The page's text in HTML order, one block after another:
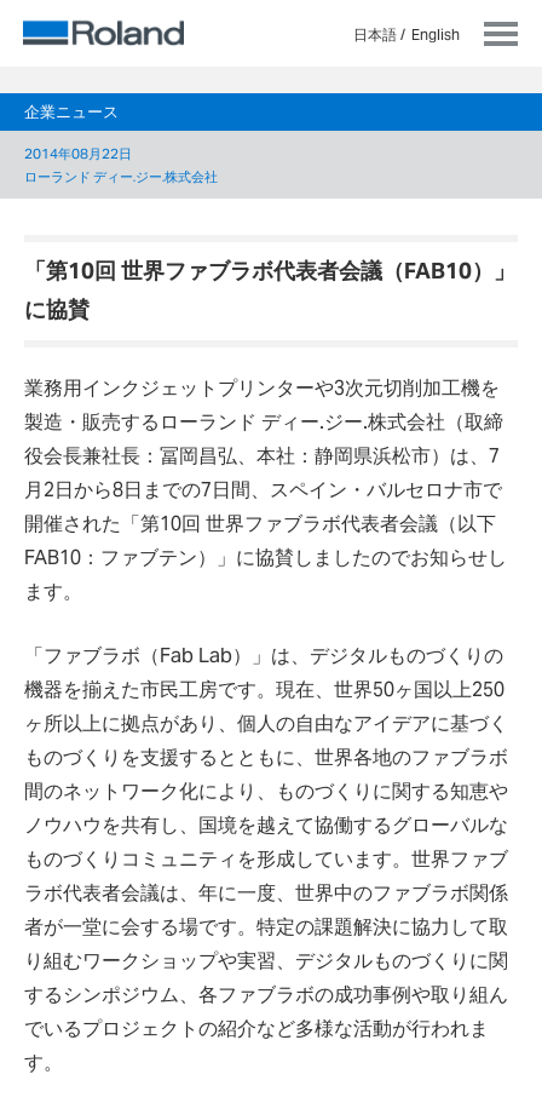
日本語 English
企業ニュース
2014年08月22日
ローランド ディー.ジー.株式会社
「第10回 世界ファブラボ代表者会議（FAB10）」
に協賛
業務用インクジェットプリンターや3次元切削加工機を
製造・販売するローランド ディー.ジー.株式会社（取締
役会長兼社長：冨岡昌弘、本社：静岡県浜松市）は、7
月2日から8日までの7日間、スペイン・バルセロナ市で
開催された「第10回 世界ファブラボ代表者会議（以下
FAB10：ファブテン）」に協賛しましたのでお知らせし
ます。
「ファブラボ（Fab Lab）」は、デジタルものづくりの
機器を揃えた市民工房です。現在、世界50ヶ国以上250
ヶ所以上に拠点があり、個人の自由なアイデアに基づく
ものづくりを支援するとともに、世界各地のファブラボ
間のネットワーク化により、ものづくりに関する知恵や
ノウハウを共有し、国境を越えて協働するグローバルな
ものづくりコミュニティを形成しています。世界ファブ
ラボ代表者会議は、年に一度、世界中のファブラボ関係
者が一堂に会する場です。特定の課題解決に協力して取
り組むワークショップや実習、デジタルものづくりに関
するシンポジウム、各ファブラボの成功事例や取り組ん
でいるプロジェクトの紹介など多様な活動が行われま
す。